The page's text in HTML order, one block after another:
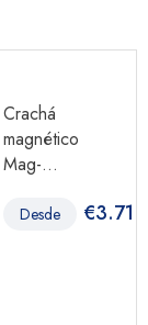
Crachá
magnético
Mag-...
Desde €3.71